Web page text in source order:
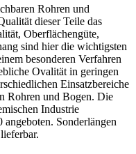
Rohren und
dieser Teile das
Oberflächengüte,
sind hier die wichtigsten
besonderen Verfahren
Ovalität in geringen
Einsatzbereiche
Rohren und Bogen. Die
Industrie
Sonderlängen